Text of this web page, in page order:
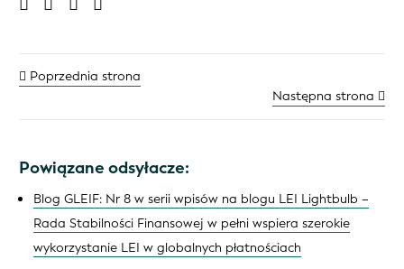
Poprzednia strona
Następna strona
Powiązane odsyłacze:
Blog GLEIF: Nr 8 w serii wpisów na blogu LEI Lightbulb –
Rada Stabilności Finansowej w pełni wspiera szerokie
wykorzystanie LEI w globalnych płatnościach